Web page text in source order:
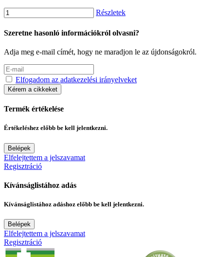
Részletek
Szeretne hasonló információkról olvasni?
Adja meg e-mail címét, hogy ne maradjon le az újdonságokról.
Elfogadom az adatkezelési irányelveket
Kérem a cikkeket
Termék értékelése
Értékeléshez előbb be kell jelentkezni.
Belépek
Elfelejtettem a jelszavamat
Regisztráció
Kívánságlistához adás
Kívánságlistához adáshoz előbb be kell jelentkezni.
Belépek
Elfelejtettem a jelszavamat
Regisztráció